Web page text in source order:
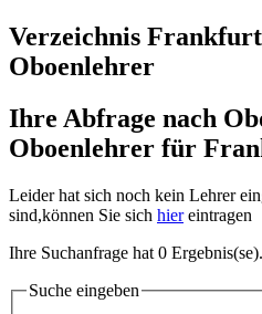
Verzeichnis
Oboenlehrer
Ihre Abfrage nach
Oboenlehrer für
Leider hat sich noch kein Lehrer
sind,können Sie sich hiereintragen
Ihre Suchanfrage hat 0 Ergebnis(se).
Suche eingeben